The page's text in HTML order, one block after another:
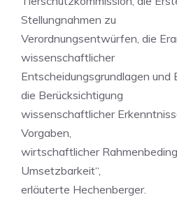
Stellungnahmen zu
Verordnungsentwürfen, die
wissenschaftlicher
Entscheidungsgrundlagen und
die Berücksichtigung
wissenschaftlicher
Vorgaben,
wirtschaftlicher
Umsetzbarkeit“,
erläuterte Hechenberger.